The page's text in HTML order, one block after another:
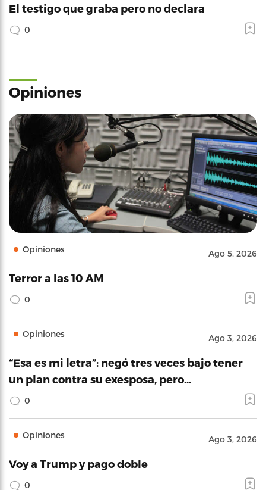
El testigo que graba pero no declara
0
Opiniones
Opiniones Ago 5, 2026
Terror a las 10 AM
0
Opiniones Ago 3, 2026
“Esa es mi letra”: negó tres veces bajo tener
un plan contra su exesposa, pero…
0
Opiniones Ago 3, 2026
Voy a Trump y pago doble
0